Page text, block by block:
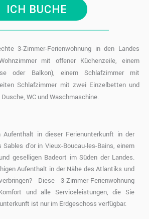
ICH BUCHE
3-Zimmer-Ferienwohnung in den Landes
mit offener Küchenzeile, einem
oder Balkon), einem Schlafzimmer mit
Schlafzimmer mit zwei Einzelbetten und
WC und Waschmaschine.
Aufenthalt in dieser Ferienunterkunft in der
d’or in Vieux-Boucau-les-Bains, einem
geselligen Badeort im Süden der Landes.
Aufenthalt in der Nähe des Atlantiks und
Diese 3-Zimmer-Ferienwohnung
und alle Serviceleistungen, die Sie
ist nur im Erdgeschoss verfügbar.